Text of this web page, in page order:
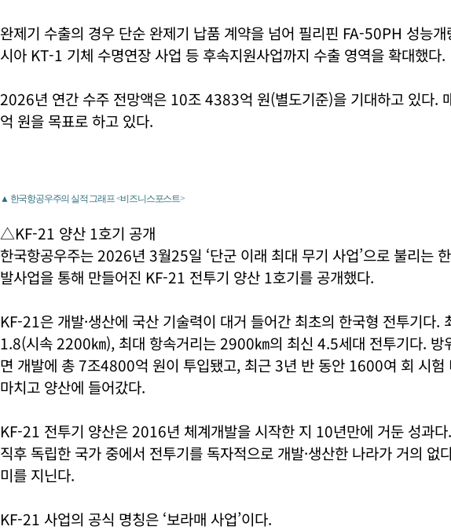
완제기 수출의 경우 단순 완제기 납품 계약을 넘어 필리핀 FA-50PH 성능개
시아 KT-1 기체 수명연장 사업 등 후속지원사업까지 수출 영역을 확대했다.
2026년 연간 수주 전망액은 10조 4383억 원(별도기준)을 기대하고 있다.
억 원을 목표로 하고 있다.
▲ 한국항공우주의 실적 그래프 <비즈니스포스트>
△KF-21 양산 1호기 공개
한국항공우주는 2026년 3월25일 ‘단군 이래 최대 무기 사업’으로 불리는
발사업을 통해 만들어진 KF-21 전투기 양산 1호기를 공개했다.
KF-21은 개발·생산에 국산 기술력이 대거 들어간 최초의 한국형 전투기다.
1.8(시속 2200㎞), 최대 항속거리는 2900㎞의 최신 4.5세대 전투기다. 방
면 개발에 총 7조4800억 원이 투입됐고, 최근 3년 반 동안 1600여 회 시험
마치고 양산에 들어갔다.
KF-21 전투기 양산은 2016년 체계개발을 시작한 지 10년만에 거둔 성과
직후 독립한 국가 중에서 전투기를 독자적으로 개발·생산한 나라가 거의 없
미를 지닌다.
KF-21 사업의 공식 명칭은 ‘보라매 사업’이다.